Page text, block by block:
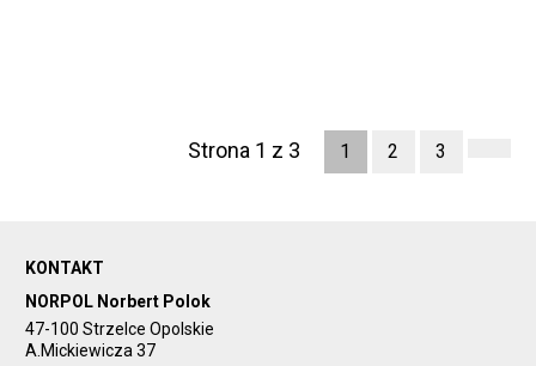
Strona 1 z 3 1 2 3
KONTAKT
NORPOL Norbert Polok
47-100 Strzelce Opolskie
A.Mickiewicza 37